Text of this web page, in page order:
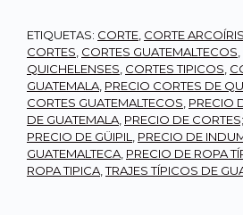
ETIQUETAS: CORTE, CORTE ARCOÍRIS
CORTES, CORTES GUATEMALTECOS,
QUICHELENSES, CORTES TIPICOS,
GUATEMALA, PRECIO CORTES DE
CORTES GUATEMALTECOS, PRECIO
DE GUATEMALA, PRECIO DE
PRECIO DE GÜIPIL, PRECIO DE
GUATEMALTECA, PRECIO DE ROPA
ROPA TIPICA,TRAJES TÍPICOS DE